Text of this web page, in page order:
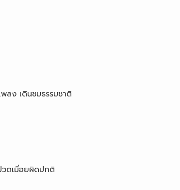
ลง เดินชมธรรมชาติ
ดเมื่อยผิดปกติ